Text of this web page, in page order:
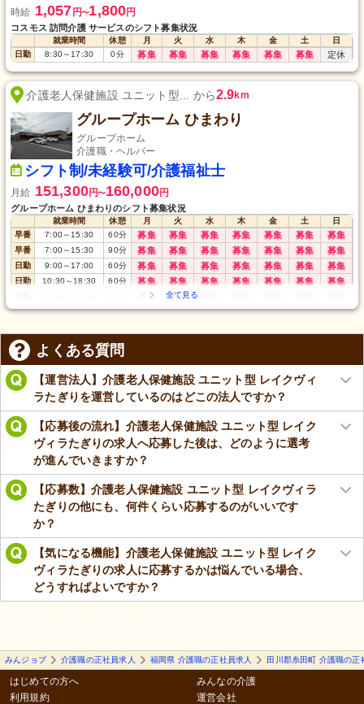
時給 1,057 円〜1,800円
コスモス 訪問介護 サービスのシフト募集状況
就業時間 休憩 月 火 水 木 金 土
日
日勤
8:30～17:30 0分 募集 募集 募集 募集 募集 募集 定休
介護老人保健施設 ユニット型... から2.9km
グループホーム ひまわり
グループホーム
介護職・ヘルパー
シフト制/未経験可/介護福祉士
月給 151,300円〜160,000円
グループホーム ひまわりのシフト募集状況
就業時間 休憩 月 火 水 木 金 土
日
早番
7:00～ 15:30 60分 募集 募集 募集 募集 募集 募集 募集
早番 7:00～ 15:30 90分 募集 募集 募集 募集 募集 募集 募集
日勤 9:00～ 17:00 60分 募集 募集 募集 募集 募集 募集 募集
日勤 10:30～ 18:30 60分 募集 募集 募集 募集 募集 募集 募集
募集 募集
夜勤 17:00～翌10:00 60分 募集 募集 募集 募集 募集 募集 募集
よくある質問
【運営法人】介護老人保健施設 ユニット型 レイクヴィ
ラたぎりを運営しているのはどこの法人ですか？
【応募後の流れ】介護老人保健施設 ユニット型 レイク
ヴィラたぎりの求人へ応募した後は、どのように選考
が進んでいきますか？
【応募数】介護老人保健施設 ユニット型 レイクヴィラ
たぎりの他にも、何件くらい応募するのがいいです
か？
【気になる機能】介護老人保健施設 ユニット型 レイク
ヴィラたぎりの求人に応募するかは悩んでいる場合、
どうすればよいですか？
みんジョブ 介護職の正社員求人 福岡県 介護職の正社員求人 田川郡糸田町 介護職の正
はじめての方へ
利用規約
みんなの介護
運営会社